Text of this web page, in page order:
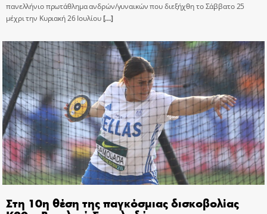
πανελλήνιο πρωτάθλημα ανδρών/γυναικών που διεξήχθη το Σάββατο 25
μέχρι την Κυριακή 26 Ιουλίου[…]
Στη 10η θέση της παγκόσμιας δισκοβολίας